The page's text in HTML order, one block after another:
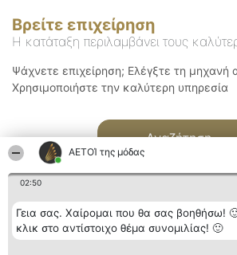
ΑΕΤΟΊ της μόδας
02:50
Γεια σας. Χαίρομαι που θα σας βοηθήσω!
κλικ στο αντίστοιχο θέμα συνομιλίας! 🙂
Βρείτε επιχείρηση
Η κατάταξη περιλαμβάνει τους
Ψάχνετε επιχείρηση; Ελέγξτε τη μηχανή
Χρησιμοποιήστε την καλύτερη υπηρεσία
Αναζήτηση